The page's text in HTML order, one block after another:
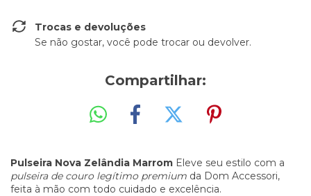
Trocas e devoluções
Se não gostar, você pode trocar ou devolver.
Compartilhar:
Pulseira Nova Zelândia Marrom Eleve seu estilo com a
pulseira de couro legítimo premium da Dom Accessori,
feita à mão com todo cuidado e excelência.